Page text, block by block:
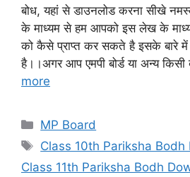
बोध, यहां से डाउनलोड करना सीखे
के माध्यम से हम आपको इस लेख के
को कैसे प्राप्त कर सकते है इसके बारे में
है।।अगर आप एमपी बोर्ड या अन्य किसी
more
Categories
MP Board
Tags
Class 10th Pariksha
Class 11th Pariksha Bodh